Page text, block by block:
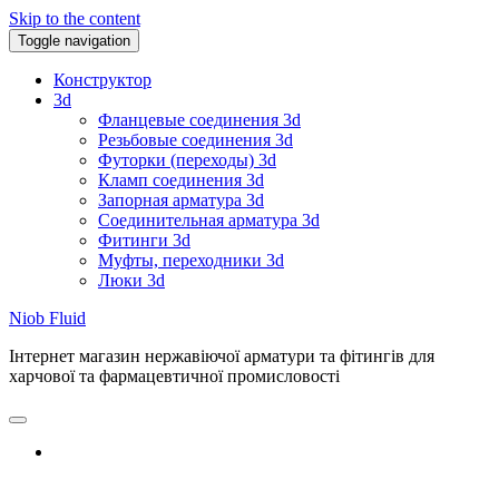
Skip to the content
Toggle navigation
Конструктор
3d
Фланцевые соединения 3d
Резьбовые соединения 3d
Футорки (переходы) 3d
Кламп соединения 3d
Запорная арматура 3d
Соединительная арматура 3d
Фитинги 3d
Муфты, переходники 3d
Люки 3d
Niob Fluid
Інтернет магазин нержавіючої арматури та фітингів для
харчової та фармацевтичної промисловості